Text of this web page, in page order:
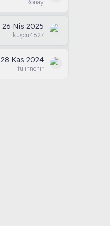
Ronay
26 Nis 2025
kuşcu4627
28 Kas 2024
tulinnehir